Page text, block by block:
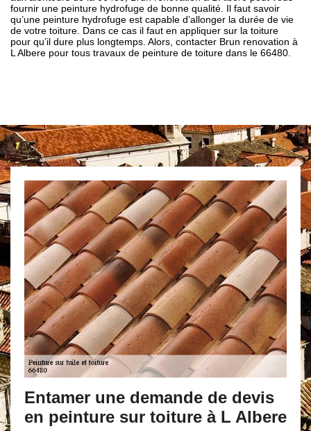
fournir une peinture hydrofuge de bonne qualité. Il faut savoir
qu’une peinture hydrofuge est capable d’allonger la durée de vie
de votre toiture. Dans ce cas il faut en appliquer sur la toiture
pour qu’il dure plus longtemps. Alors, contacter Brun renovation à
L Albere pour tous travaux de peinture de toiture dans le 66480.
Entamer une demande de devis
en peinture sur toiture à L Albere